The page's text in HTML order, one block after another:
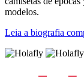
modelos.
Leia a biografia